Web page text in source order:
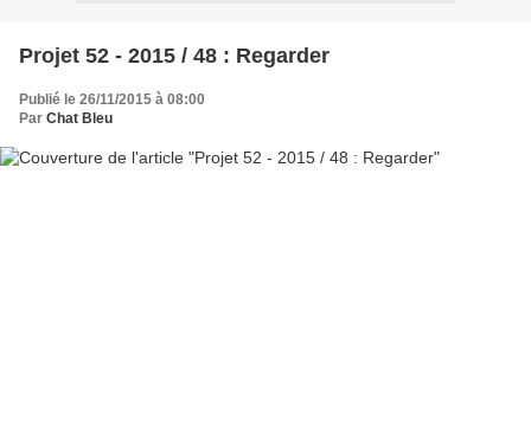
Projet 52 - 2015 / 48 : Regarder
Publié le 26/11/2015 à 08:00
Par Chat Bleu